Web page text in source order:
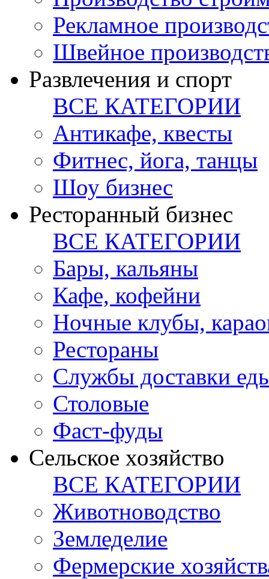
Рекламное
Швейное
Развлечения и спорт
ВСЕ КАТЕГОРИИ
Антикафе, квесты
Фитнес, йога, танцы
Шоу бизнес
Ресторанный бизнес
ВСЕ КАТЕГОРИИ
Бары, кальяны
Кафе, кофейни
Ночные клубы,
Рестораны
Службы доставки
Столовые
Фаст-фуды
Сельское хозяйство
ВСЕ КАТЕГОРИИ
Животноводство
Земледелие
Фермерские